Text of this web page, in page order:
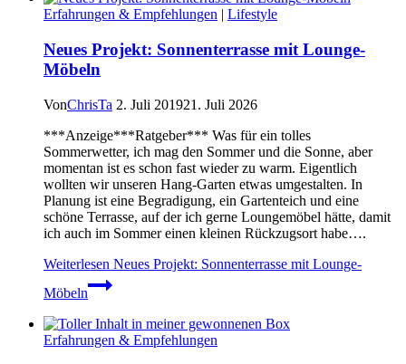
Erfahrungen & Empfehlungen | Lifestyle
Neues Projekt: Sonnenterrasse mit Lounge-
Möbeln
VonChrisTa 2. Juli 201921. Juli 2026
***Anzeige***Ratgeber*** Was für ein tolles
Sommerwetter, ich mag den Sommer und die Sonne, aber
momentan ist es schon fast wieder zu warm. Eigentlich
wollten wir unseren Hang-Garten etwas umgestalten. In
Planung ist eine Begradigung, ein Gartenteich und eine
schöne Terrasse, auf der ich gerne Loungemöbel hätte, damit
ich auch im Sommer einen kleinen Rückzugsort habe….
Weiterlesen Neues Projekt: Sonnenterrasse mit Lounge-
Möbeln
Erfahrungen & Empfehlungen